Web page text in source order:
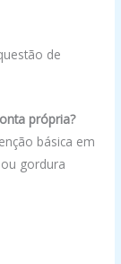
de
própria?
básica em
gordura